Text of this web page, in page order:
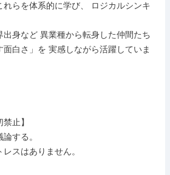
らを体系的に学び、 ロジカルシンキ
出身など 異業種から転身した仲間たち
白さ」を 実感しながら活躍していま
止】
する。
スはありません。